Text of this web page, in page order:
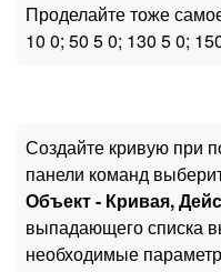
Проделайте тоже
10 0; 50 5 0; 130 5 0;
Создайте кривую при
панели команд
Объект - Кривая,
выпадающего списка
необходимые